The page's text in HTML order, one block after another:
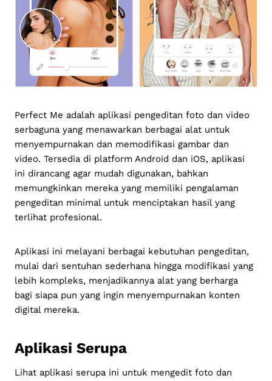
Perfect Me adalah aplikasi pengeditan foto dan video
serbaguna yang menawarkan berbagai alat untuk
menyempurnakan dan memodifikasi gambar dan
video. Tersedia di platform Android dan iOS, aplikasi
ini dirancang agar mudah digunakan, bahkan
memungkinkan mereka yang memiliki pengalaman
pengeditan minimal untuk menciptakan hasil yang
terlihat profesional.
Aplikasi ini melayani berbagai kebutuhan pengeditan,
mulai dari sentuhan sederhana hingga modifikasi yang
lebih kompleks, menjadikannya alat yang berharga
bagi siapa pun yang ingin menyempurnakan konten
digital mereka.
Aplikasi Serupa
Lihat aplikasi serupa ini untuk mengedit foto dan